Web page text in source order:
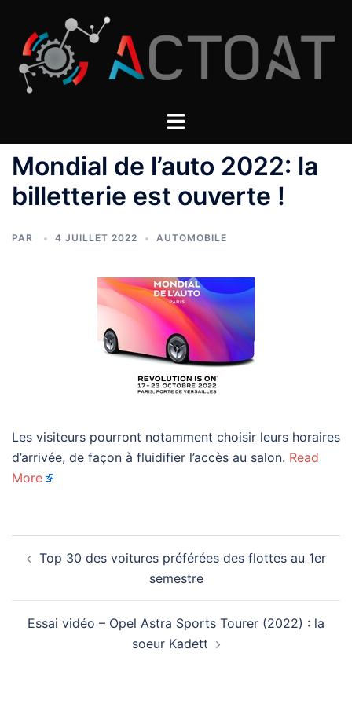
contenu
Mondial de l’auto 2022: la
billetterie est ouverte !
PAR 4 JUILLET 2022 AUTOMOBILE
Les visiteurs pourront notamment choisir leurs horaires
d’arrivée, de façon à fluidifier l’accès au salon. Read
More
d’article
Top 30 des voitures préférées des flottes au 1er
semestre
Essai vidéo – Opel Astra Sports Tourer (2022) : la
soeur Kadett